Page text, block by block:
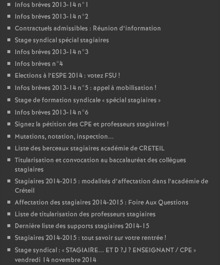
Infos brèves 2013-14 n°1
Infos brèves 2013-14 n°2
Contractuels admissibles : Réunion d’information
Stage syndical spécial stagiaires
Infos brèves 2013-14 n°3
Infos brèves n°4
Elections à l’ESPE 2014 : votez FSU !
Infos brèves 2013-14 n°5 : appel à mobilisation !
Stage de formation syndicale «spécial stagiaires »
Infos brèves 2013-14 n°6
Signez la pétition des CPE et professeurs stagiaires !
Mutations, notation, inspection...
Liste des berceaux stagiaires académie deCRETEIL
Titularisation et convocation au baccalauréat des collègues
stagiaires
Stagiaires 2014-2015 : modalités d’affectation dans l’académie de
Créteil
Affectation des stagiaires 2014-2015 : Foire Aux Questions
Liste de titularisation des professeurs stagiaires
Dernière liste des supports stagiaires 2014-15
Stagiaires 2014-2015 : tout savoir sur votre rentrée!
Stage syndical : «STAGIAIRE... ET D ?J ? ENSEIGNANT/CPE »
vendredi 14 novembre 2014